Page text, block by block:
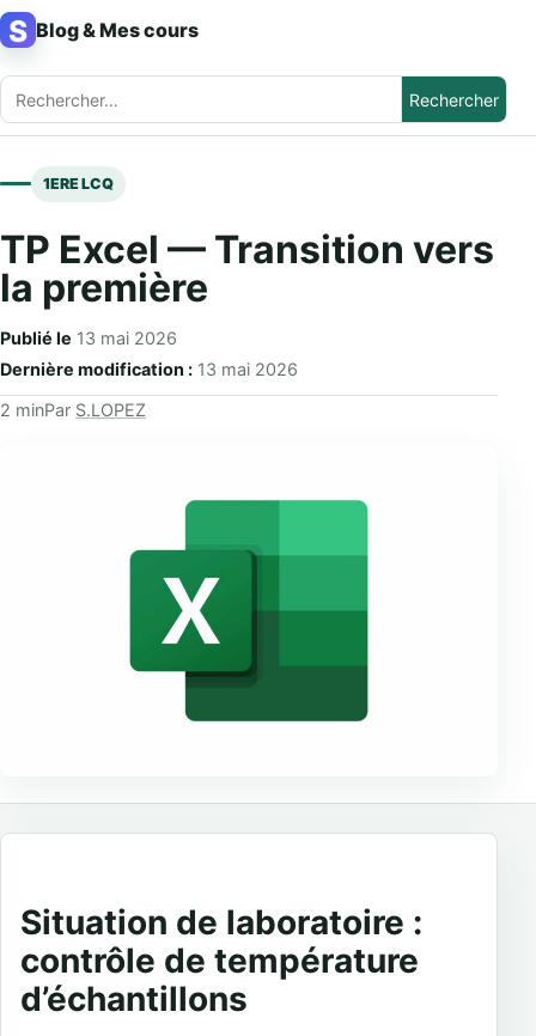
Aller au contenu
Blog & Mes cours
Rechercher :
1ERE LCQ
TP Excel — Transition vers
la première
Publié le 13 mai 2026
Dernière modification : 13 mai 2026
2 minPar S.LOPEZ
Situation de laboratoire :
contrôle de température
d’échantillons